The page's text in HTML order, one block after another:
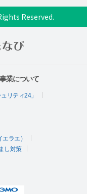
Reserved.